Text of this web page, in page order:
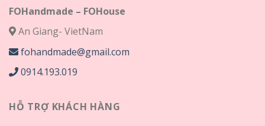
FOHandmade – FOHouse
An Giang- VietNam
fohandmade@gmail.com
0914.193.019
HỖ TRỢ KHÁCH HÀNG